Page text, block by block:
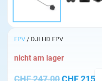
FPV / DJI HD FPV
nicht am lager
DJI